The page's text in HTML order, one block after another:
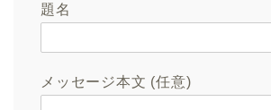
題名
メッセージ本文 (任意)